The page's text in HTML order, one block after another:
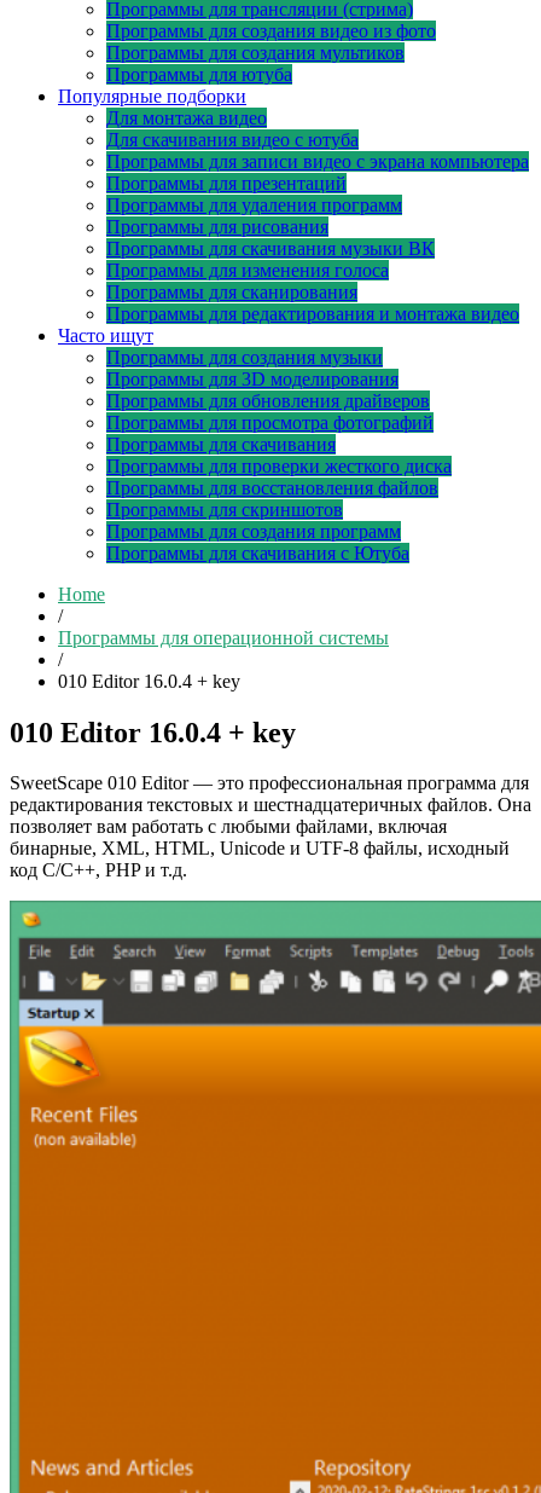
Программы для трансляции (стрима)
Программы для создания видео из фото
Программы для создания мультиков
Программы для ютуба
Популярные подборки
Для монтажа видео
Для скачивания видео с ютуба
Программы для записи видео с экрана компьютера
Программы для презентаций
Программы для удаления программ
Программы для рисования
Программы для скачивания музыки ВК
Программы для изменения голоса
Программы для сканирования
Программы для редактирования и монтажа видео
Часто ищут
Программы для создания музыки
Программы для 3D моделирования
Программы для обновления драйверов
Программы для просмотра фотографий
Программы для скачивания
Программы для проверки жесткого диска
Программы для восстановления файлов
Программы для скриншотов
Программы для создания программ
Программы для скачивания с Ютуба
Home
/
Программы для операционной системы
/
010 Editor 16.0.4 + key
010 Editor 16.0.4 + key
SweetScape 010 Editor — это профессиональная программа для
редактирования текстовых и шестнадцатеричных файлов. Она
позволяет вам работать с любыми файлами, включая
бинарные, XML, HTML, Unicode и UTF-8 файлы, исходный
код C/C++, PHP и т.д.